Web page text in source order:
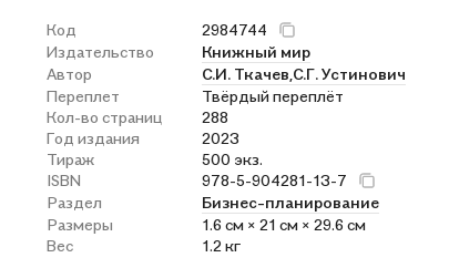
Код
2984744
Издательство
Книжный мир
Автор
С.И. Ткачев, С.Г. Устинович
Переплет
Твёрдый переплёт
Кол-во страниц
288
Год издания
2023
Тираж
500 экз.
ISBN
978-5-904281-13-7
Раздел
Бизнес-планирование
Размеры
1.6 см × 21 см × 29.6 см
Вес
1.2 кг